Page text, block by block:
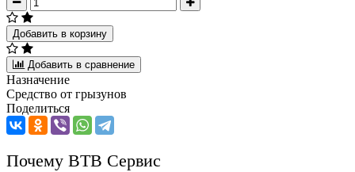
Добавить в корзину
Добавить в сравнение
Назначение
Средство от грызунов
Поделиться
Почему ВТВ Сервис